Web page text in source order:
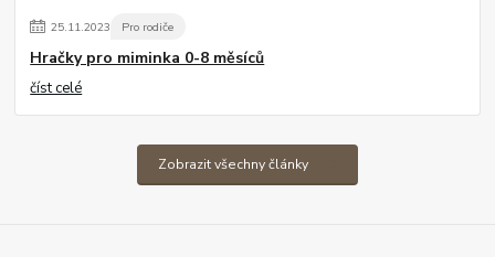
25.11.2023 Pro rodiče
Hračky pro miminka 0-8 měsíců
číst celé
Zobrazit všechny články